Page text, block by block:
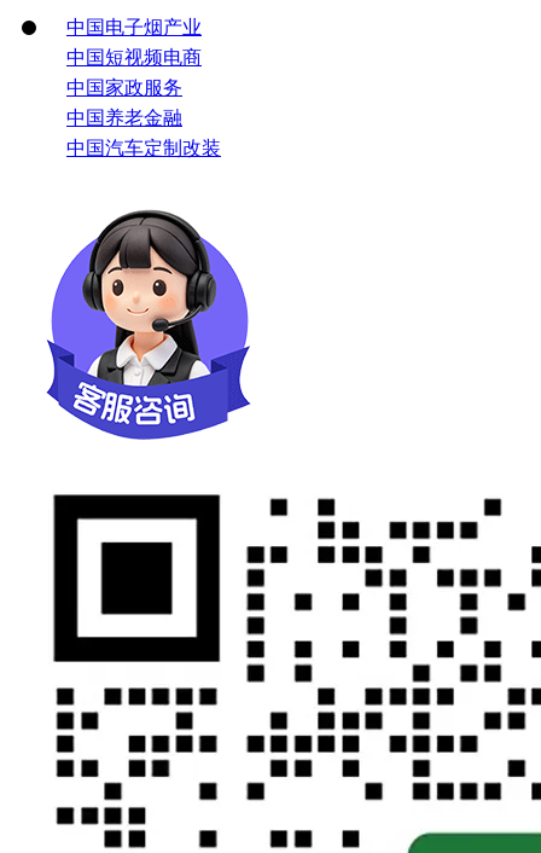
中国电子烟产业
中国短视频电商
中国家政服务
中国养老金融
中国汽车定制改装